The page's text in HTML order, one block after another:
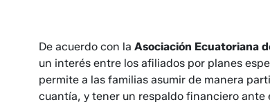
De acuerdo con la Asociación Ecuatoriana
un interés entre los afi­liados por planes
permite a las familias asumir de ma­nera
cuantía, y tener un respaldo financiero ante